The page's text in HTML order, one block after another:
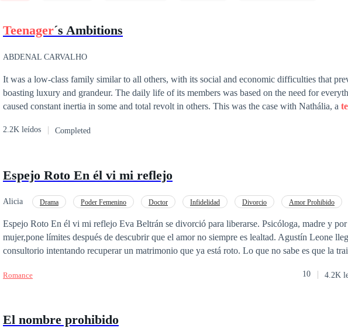
Teenager´s Ambitions
ABDENAL CARVALHO
It was a low-class family similar to all others, with its social and economic difficulties that
boasting luxury and grandeur. The daily life of its members was based on the need for
caused constant inertia in some and total revolt in others. This was the case with Nathália, a
love, she saw this feeling with contempt and made fun of seeing people in love. Their purpose
businessman with an important name in the business world. His ambition was limitless.
2.2K leídos Completed
Espejo Roto En él vi mi reflejo
Alicia Drama Poder Femenino Doctor Infidelidad Divorcio Amor Prohibido
Espejo Roto En él vi mi reflejo Eva Beltrán se divorció para liberarse. Psicóloga, madre y por último
mujer,pone límites después de descubrir que el amor no siempre es lealtad. Agustín Leone
consultorio intentando recuperar un matrimonio que ya está roto. Lo que no sabe es que la
verdad sale a la luz, sus historias se cruzan en un punto donde el amor aparece sin permiso y
quiénes somos… y cuánto cuesta verse en un Espejo Roto
Romance 10 4.2K
El nombre prohibido